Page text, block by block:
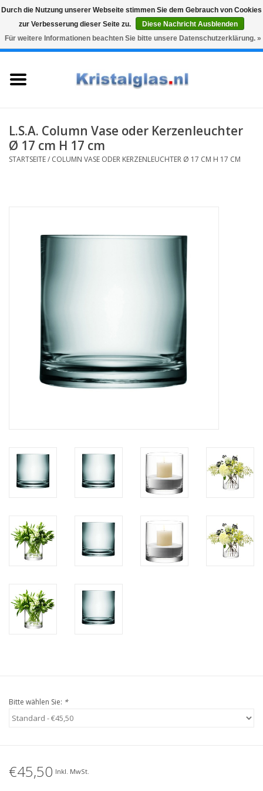
Snelle levering
Graveren
0 Artikel - €0,00
Karaffen
Glasgravur fur karaffe und
Geschenke
Kaffee & Tee
Bar & Wein
L.S.A. Column Vase oder Kerzenleuchter
Ø 17 cm H 17 cm
STARTSEITE/ COLUMN VASE ODER KERZENLEUCHTER Ø 17 CM H 17 CM
Bitte wählen Sie: *
€45,50 Inkl. MwSt.
Durch die Nutzung unserer Webseite stimmen Sie dem Gebrauch von Cookies
zur Verbesserung dieser Seite zu.
Diese Nachricht Ausblenden
Für weitere Informationen beachten Sie bitte unsere Datenschutzerklärung. »